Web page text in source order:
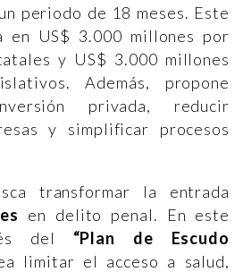
periodo de 18 meses. Este
US$ 3.000 millones por
y US$ 3.000 millones
Además, propone
privada, reducir
y simplificar procesos
transformar la entrada
en delito penal. En este
del
“Plan de Escudo
limitar el acceso a salud,